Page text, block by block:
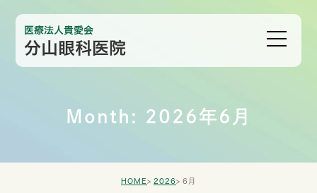
Month: 2026年6月
HOME 2026 6月